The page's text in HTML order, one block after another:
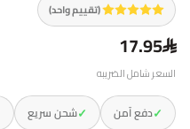
(تقييم واحد)
17.95
السعر شامل الضريبه
✓دفع آمن ✓شحن سريع